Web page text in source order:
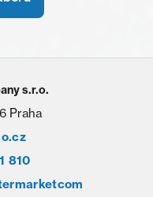
s.r.o.
Praha
810